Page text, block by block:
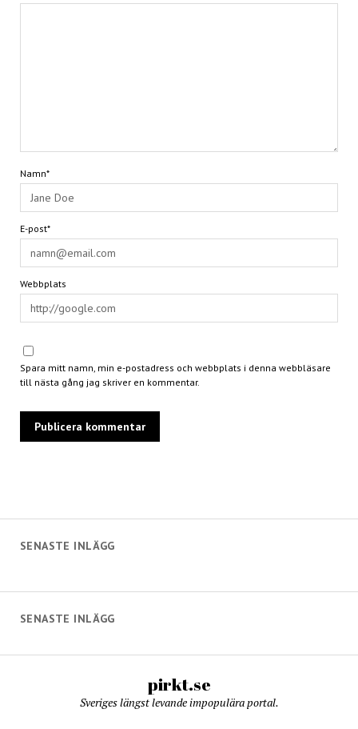
SENASTE INLÄGG
Namn*
E-post*
Webbplats
Spara mitt namn, min e-postadress och webbplats i denna webbläsare
till nästa gång jag skriver en kommentar.
SENASTE INLÄGG
pirkt.se
Sveriges längst levande impopulära portal.